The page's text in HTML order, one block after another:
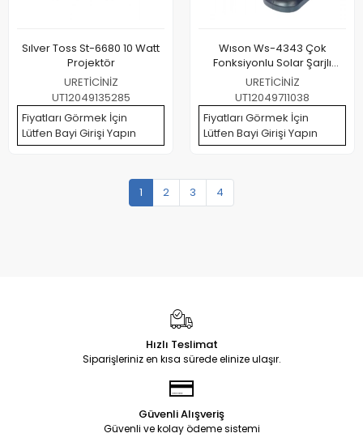
Sılver Toss St-6680 10 Watt
Projektör
URETİCİNİZ
UT12049135285
Fiyatları Görmek İçin
Lütfen Bayi Girişi Yapın
Wıson Ws-4343 Çok
Fonksiyonlu Solar Şarjlı
Powerbanklı Kamp Lambası
URETİCİNİZ
UT12049711038
Fiyatları Görmek İçin
Lütfen Bayi Girişi Yapın
1 2 3 4
Hızlı Teslimat
Siparişleriniz en kısa sürede elinize ulaşır.
Güvenli Alışveriş
Güvenli ve kolay ödeme sistemi